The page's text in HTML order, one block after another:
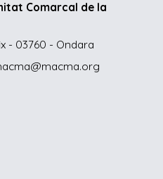
Comarcal de la
- 03760 - Ondara